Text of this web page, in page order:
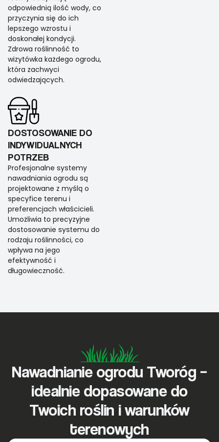
odpowiednią ilość wody, co
przyczynia się do ich
lepszego wzrostu i
doskonałej kondycji.
Zdrowa roślinność to
wizytówka każdego ogrodu,
która zachwyci
odwiedzających.
DOSTOSOWANIE DO
INDYWIDUALNYCH
POTRZEB
Profesjonalne systemy
nawadniania ogrodu są
projektowane z myślą o
specyfice terenu i
preferencjach właścicieli.
Umożliwia to precyzyjne
dostosowanie systemu do
rodzaju roślinności, co
wpływa na jego
efektywność i
długowieczność.
Nawadnianie ogrodu Tworóg –
idealnie dopasowane do
Twoich roślin i warunków
terenowych